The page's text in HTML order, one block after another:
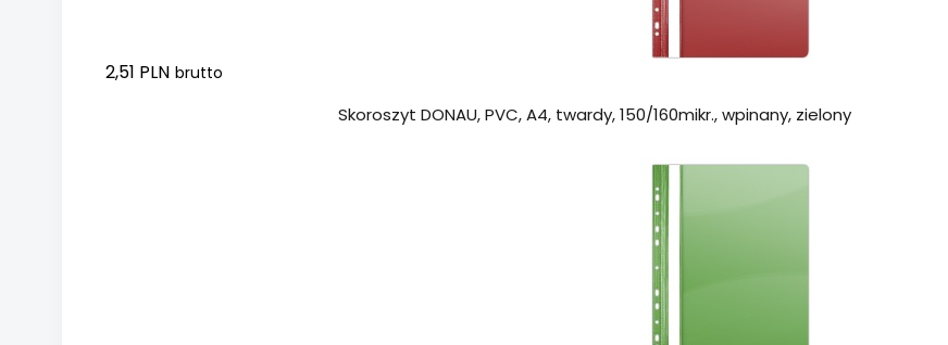
2,51 PLN brutto
Skoroszyt DONAU, PVC, A4, twardy, 150/160mikr., wpinany, zielony